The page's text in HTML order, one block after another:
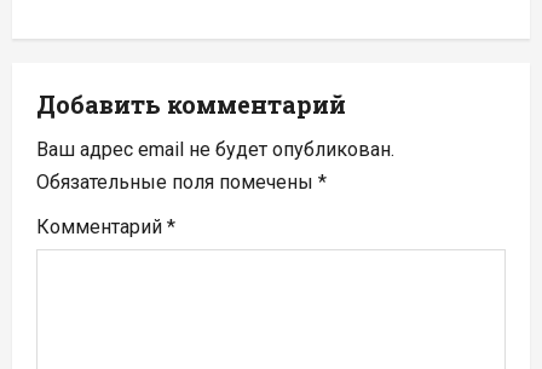
а
и
я
п
Добавить комментарий
Ваш адрес email не будет опубликован.
Обязательные поля помечены *
Комментарий *